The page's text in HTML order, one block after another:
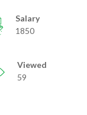
Salary
1850
Viewed
59